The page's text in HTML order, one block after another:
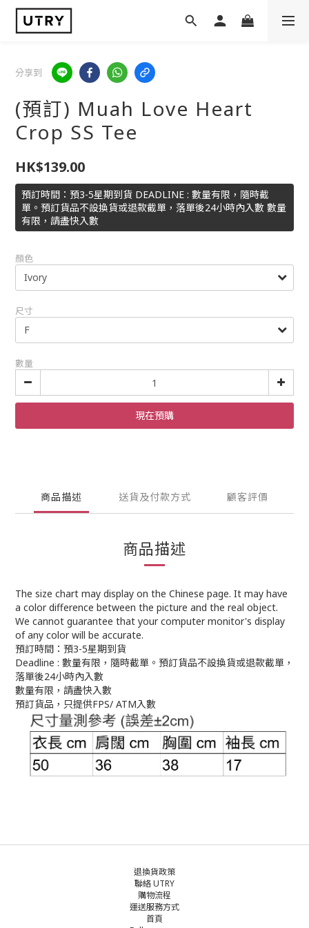
分享到
(預訂) Muah Love Heart
Crop SS Tee
HK$139.00
預訂時間：預3-5星期到貨 DEADLINE : 數量有限，隨時截
單。預訂貨品不設換貨或退款截單，落單後24小時內入數 數量
有限，請盡快入數
顏色
尺寸
數量
現在預購
商品描述 送貨及付款方式 顧客評價
商品描述
The size chart may display on the Chinese page. It may have
a color difference between the picture and the real object.
We cannot guarantee that your computer monitor's display
of any color will be accurate.
預訂時間：預3-5星期到貨
Deadline : 數量有限，隨時截單。預訂貨品不設換貨或退款截單，
落單後24小時內入數
數量有限，請盡快入數
預訂貨品，只提供FPS/ ATM入數
退換貨政策
聯絡 UTRY
購物流程
運送服務方式
首頁